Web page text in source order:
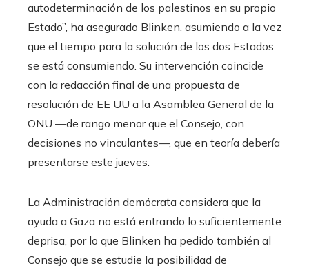
autodeterminación de los palestinos en su propio
Estado”, ha asegurado Blinken, asumiendo a la vez
que el tiempo para la solución de los dos Estados
se está consumiendo. Su intervención coincide
con la redacción final de una propuesta de
resolución de EE UU a la Asamblea General de la
ONU —de rango menor que el Consejo, con
decisiones no vinculantes—, que en teoría debería
presentarse este jueves.
La Administración demócrata considera que la
ayuda a Gaza no está entrando lo suficientemente
deprisa, por lo que Blinken ha pedido también al
Consejo que se estudie la posibilidad de